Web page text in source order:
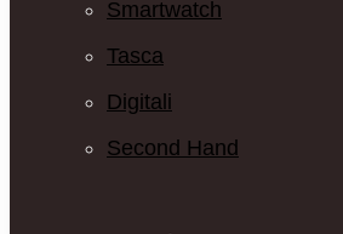
Smartwatch
Tasca
Digitali
Second Hand